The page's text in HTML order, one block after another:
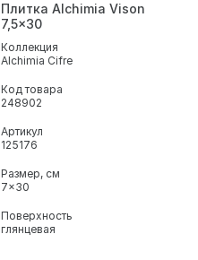
Плитка Alchimia Vison
7,5x30
Коллекция
Alchimia Cifre
Код товара
248902
Артикул
125176
Размер, см
7x30
Поверхность
глянцевая